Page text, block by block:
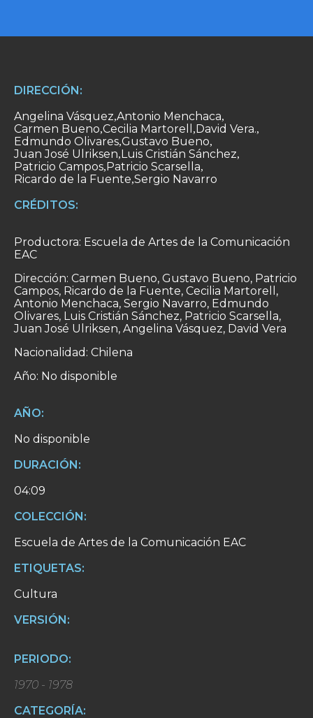
DIRECCIÓN:
Angelina Vásquez,Antonio Menchaca,
Carmen Bueno,Cecilia Martorell ,David Vera.,
Edmundo Olivares,Gustavo Bueno,
Juan José Ulriksen,Luis Cristián Sánchez,
Patricio Campos,Patricio Scarsella,
Ricardo de la Fuente,Sergio Navarro
CRÉDITOS:
Productora: Escuela de Artes de la Comunicación
EAC
Dirección: Carmen Bueno, Gustavo Bueno, Patricio
Campos, Ricardo de la Fuente, Cecilia Martorell,
Antonio Menchaca, Sergio Navarro, Edmundo
Olivares, Luis Cristián Sánchez, Patricio Scarsella,
Juan José Ulriksen, Angelina Vásquez, David Vera
Nacionalidad: Chilena
Año: No disponible
AÑO:
No disponible
DURACIÓN:
04:09
COLECCIÓN:
Escuela de Artes de la Comunicación EAC
ETIQUETAS:
Cultura
VERSIÓN:
PERIODO:
1970 - 1978
CATEGORÍA: